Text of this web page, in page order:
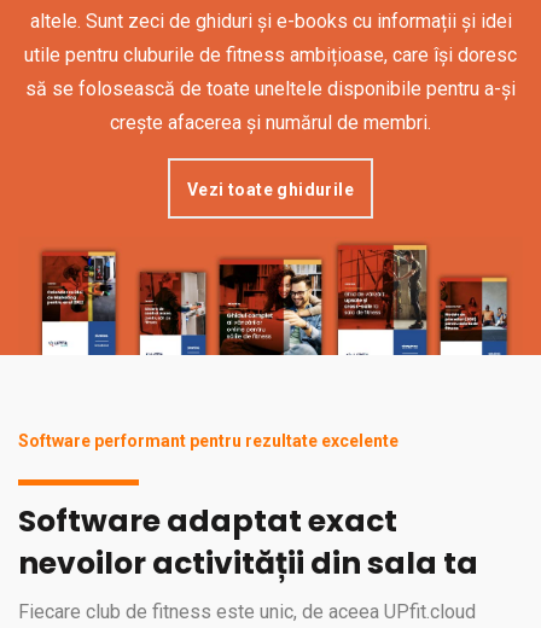
altele. Sunt zeci de ghiduri și e-books cu informații și idei
utile pentru cluburile de fitness ambițioase, care își doresc
să se folosească de toate uneltele disponibile pentru a-și
crește afacerea și numărul de membri.
Vezi toate ghidurile
Software performant pentru rezultate excelente
Software adaptat exact
nevoilor activității din sala ta
Fiecare club de fitness este unic, de aceea UPfit.cloud